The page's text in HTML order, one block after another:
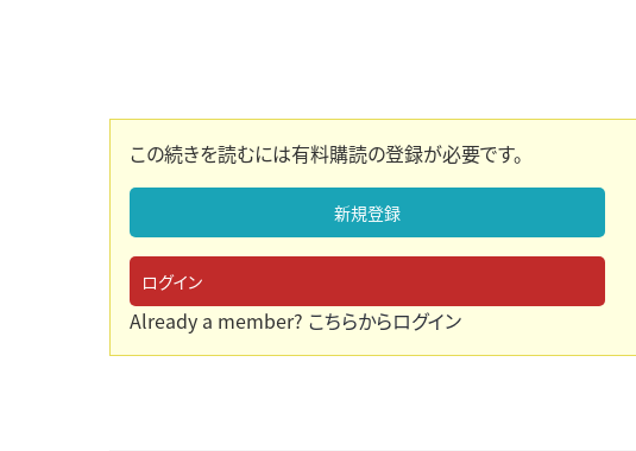
この続きを読むには有料購読の登録が必要です。
新規登録
ログイン
Already a member? こちらからログイン